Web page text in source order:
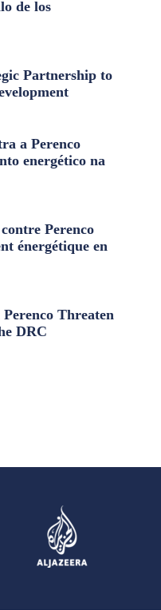
de los
Partnership to
a Perenco
energético na
Perenco
énergétique en
Threaten
DRC